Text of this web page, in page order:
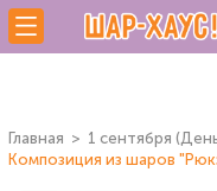
Главная
1 сентября
Композиция из шаров